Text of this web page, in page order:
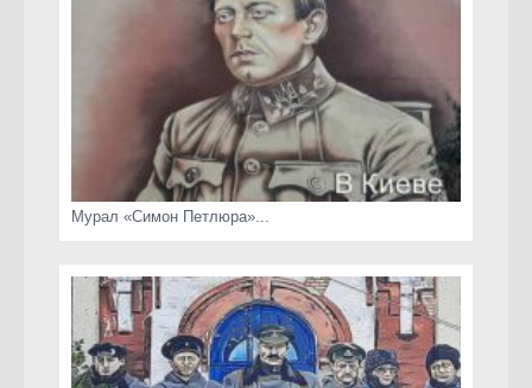
Мурал «Симон Петлюра»...